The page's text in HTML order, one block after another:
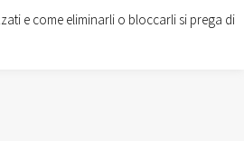
e come eliminarli o bloccarli si prega di